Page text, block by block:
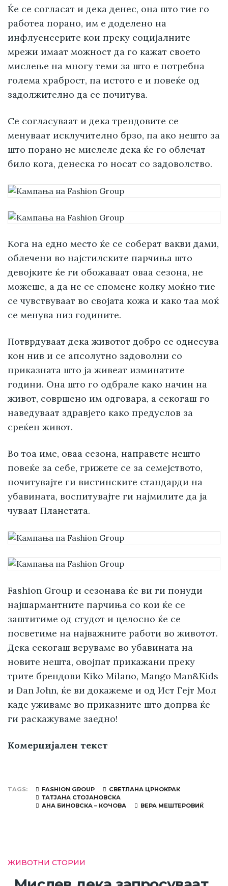
Ќе се согласат и дека денес, она што тие го
работеа порано, им е доделено на
инфлуенсерите кои преку социјалните
мрежи имаат можност да го кажат своето
мислење на многу теми за што е потребна
голема храброст, па истото е и повеќе од
задолжително да се почитува.
Се согласуваат и дека трендовите се
менуваат исклучително брзо, па ако нешто за
што порано не мислеле дека ќе го облечат
било кога, денеска го носат со задоволство.
Кога на едно место ќе се соберат вакви дами,
облечени во најстилските парчиња што
девојките ќе ги обожаваат оваа сезона, не
можеше, а да не се спомене колку моќно тие
се чувствуваат во својата кожа и како таа моќ
се менува низ годините.
Потврдуваат дека животот добро се однесува
кон нив и се апсолутно задоволни со
приказната што ја живеат изминатите
години. Она што го одбрале како начин на
живот, совршено им одговара, а секогаш го
наведуваат здравјето како предуслов за
среќен живот.
Во тоа име, оваа сезона, направете нешто
повеќе за себе, грижете се за семејството,
почитувајте ги вистинските стандарди на
убавината, воспитувајте ги најмилите да ја
чуваат Планетата.
Fashion Group и сезонава ќе ви ги понуди
најшармантните парчиња со кои ќе се
заштитиме од студот и целосно ќе се
посветиме на најважните работи во животот.
Дека секогаш веруваме во убавината на
новите нешта, овојпат прикажани преку
трите брендови Kiko Milano, Mango Man&Kids
и Dan John, ќе ви докажеме и од Ист Гејт Мол
каде уживаме во приказните што допрва ќе
ги раскажуваме заедно!
Комерцијален текст
TAGS FASHION GROUP
СВЕТЛАНА ЦРНОКРАК
ТАТЈАНА СТОЈАНОВСКА
АНА БИНОВСКА – КОЧОВА
ВЕРА МЕШТЕРОВИЌ
ЖИВОТНИ СТОРИИ